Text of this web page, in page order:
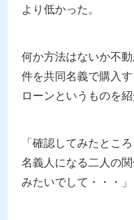
より低かった。
何か方法はないか不
件を共同名義で購入
ローンというものを
「確認してみたとこ
名義人になる二人の
みたいでして・・・」